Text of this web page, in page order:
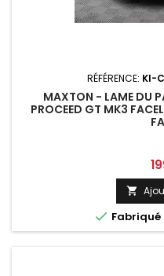
RÉFÉRENCE: KI-
MAXTON - LAME DU
PROCEED GT MK3

